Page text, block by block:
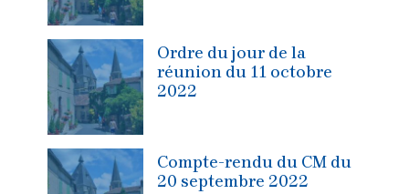
Ordre du jour de la
réunion du 11 octobre
2022
Compte-rendu du CM du
20 septembre 2022